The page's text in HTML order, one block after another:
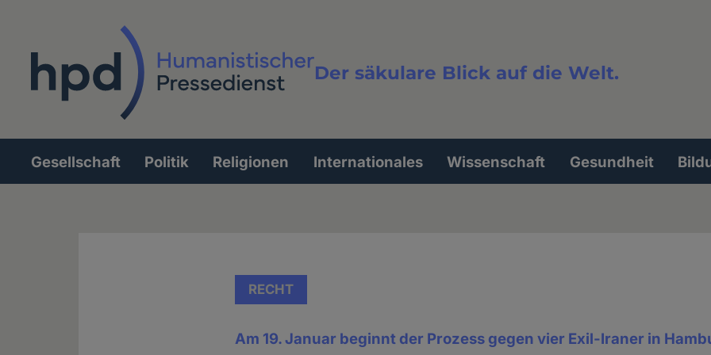
Der säkulare Blick auf die Welt.
Volltextsuche
Hauptnavigation
Gesellschaft Politik Religionen Internationales Wissenschaft Gesundheit
RECHT
Am 19. Januar beginnt der Prozess gegen vier Exil-Iraner in